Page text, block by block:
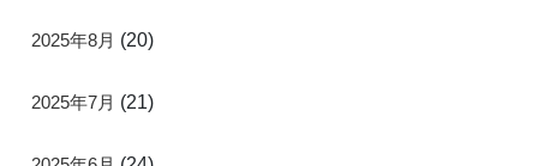
2025年8月 (20)
2025年7月 (21)